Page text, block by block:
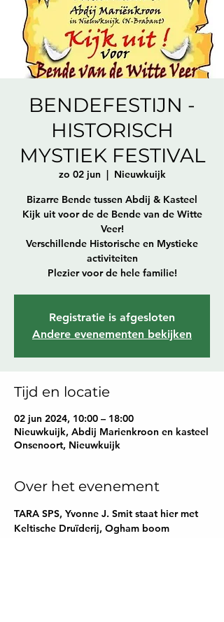
BENDEFESTIJN -
HISTORISCH
MYSTIEK FESTIVAL
zo 02 jun
  |
Nieuwkuijk
Bizarre Bende tussen Abdij & Kasteel
Kijk uit voor de de Bende van de Witte
Veer!
Verschillende Historische en Mystieke
activiteiten
Plezier voor de hele familie!
Registratie is afgesloten
Andere evenementen bekijken
Tijd en locatie
02 jun 2024, 10:00 – 18:00
Nieuwkuijk, Abdij Marienkroon en kasteel
Onsenoort, Nieuwkuijk
Over het evenement
TARA SPS, Yvonne J. Smit staat hier met
Keltische Druïderij, Ogham boom